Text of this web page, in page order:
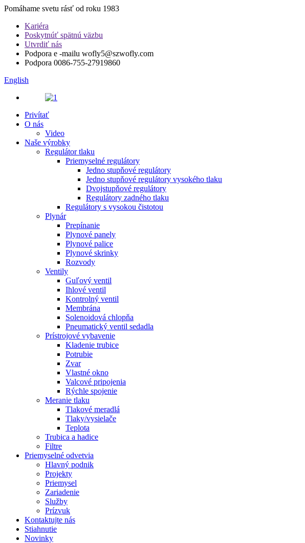
Pomáhame svetu rásť od roku 1983
Kariéra
Poskytnúť spätnú väzbu
Utvrdiť nás
Podpora e -mailu wofly5@szwofly.com
Podpora 0086-755-27919860
English
Privítať
O nás
Video
Naše výrobky
Regulátor tlaku
Priemyselné regulátory
Jedno stupňové regulátory
Jedno stupňové regulátory vysokého tlaku
Dvojstupňové regulátory
Regulátory zadného tlaku
Regulátory s vysokou čistotou
Plynár
Prepínanie
Plynové panely
Plynové palice
Plynové skrinky
Rozvody
Ventily
Guľový ventil
Ihlové ventil
Kontrolný ventil
Membrána
Solenoidová chlopňa
Pneumatický ventil sedadla
Prístrojové vybavenie
Kladenie trubice
Potrubie
Zvar
Vlastné okno
Valcové pripojenia
Rýchle spojenie
Meranie tlaku
Tlakové meradlá
Tlaky/vysielače
Teplota
Trubica a hadice
Filtre
Priemyselné odvetvia
Hlavný podnik
Projekty
Priemysel
Zariadenie
Služby
Prízvuk
Kontaktujte nás
Stiahnutie
Novinky